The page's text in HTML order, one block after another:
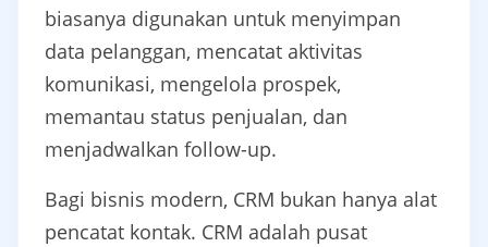
biasanya digunakan untuk menyimpan
data pelanggan, mencatat aktivitas
komunikasi, mengelola prospek,
memantau status penjualan, dan
menjadwalkan follow-up.
Bagi bisnis modern, CRM bukan hanya alat
pencatat kontak. CRM adalah pusat